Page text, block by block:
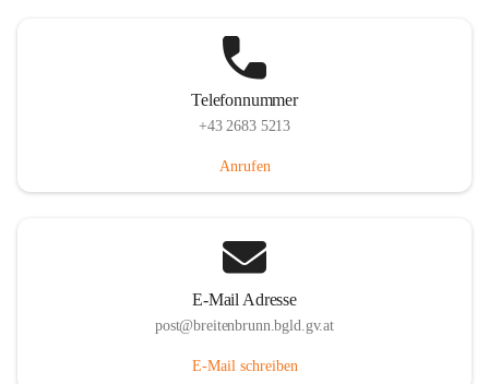
Telefonnummer
+43 2683 5213
Anrufen
E-Mail Adresse
post@breitenbrunn.bgld.gv.at
E-Mail schreiben